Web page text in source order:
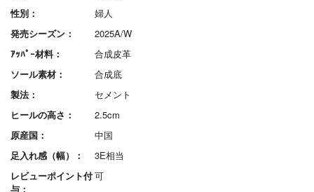
性別：
婦人
発売シーズン：
2025A/W
ｱｯﾊﾟｰ材料：
合成皮革
ソール素材：
合成底
製法：
セメント
ヒールの高さ：
2.5cm
原産国：
中国
足入れ感（幅）：
3E相当
レビューポイント付
与：
可